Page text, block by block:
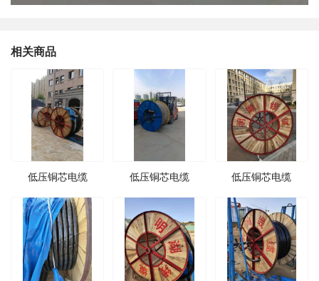
相关商品
低压铜芯电缆 低压铜芯电缆 低压铜芯电缆